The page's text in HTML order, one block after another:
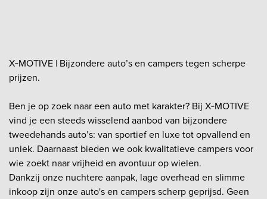
X‑MOTIVE | Bijzondere auto’s en campers tegen scherpe
prijzen.
Ben je op zoek naar een auto met karakter? Bij X‑MOTIVE
vind je een steeds wisselend aanbod van bijzondere
tweedehands auto’s: van sportief en luxe tot opvallend en
uniek. Daarnaast bieden we ook kwalitatieve campers voor
wie zoekt naar vrijheid en avontuur op wielen.
Dankzij onze nuchtere aanpak, lage overhead en slimme
inkoop zijn onze auto's en campers scherp geprijsd. Geen